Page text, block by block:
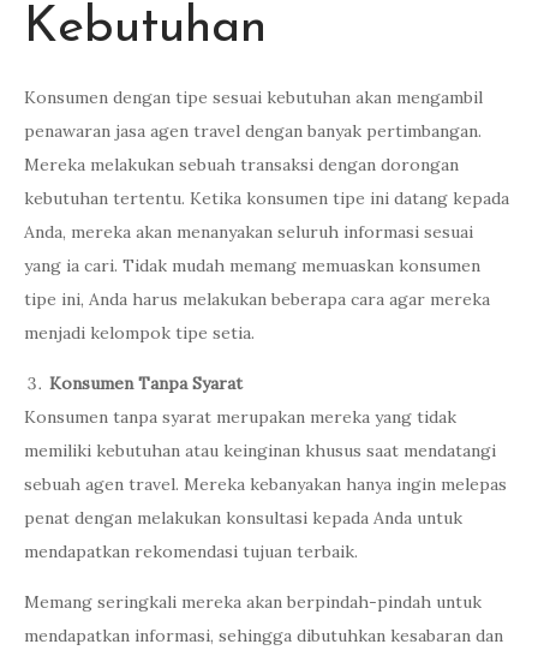
Kebutuhan
Konsumen dengan tipe sesuai kebutuhan akan mengambil
penawaran jasa agen travel dengan banyak pertimbangan.
Mereka melakukan sebuah transaksi dengan dorongan
kebutuhan tertentu. Ketika konsumen tipe ini datang kepada
Anda, mereka akan menanyakan seluruh informasi sesuai
yang ia cari. Tidak mudah memang memuaskan konsumen
tipe ini, Anda harus melakukan beberapa cara agar mereka
menjadi kelompok tipe setia.
Konsumen Tanpa Syarat
Konsumen tanpa syarat merupakan mereka yang tidak
memiliki kebutuhan atau keinginan khusus saat mendatangi
sebuah agen travel. Mereka kebanyakan hanya ingin melepas
penat dengan melakukan konsultasi kepada Anda untuk
mendapatkan rekomendasi tujuan terbaik.
Memang seringkali mereka akan berpindah-pindah untuk
mendapatkan informasi, sehingga dibutuhkan kesabaran dan